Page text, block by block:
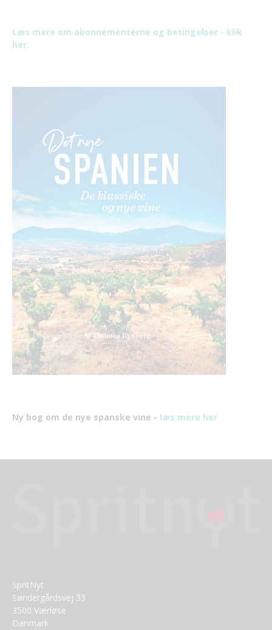
Læs mere om abonnementerne og betingelser - klik
her.
Ny bog om de nye spanske vine - læs mere her
SpritNyt
Søndergårdsvej 33
3500 Værløse
Danmark